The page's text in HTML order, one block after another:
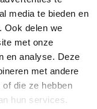
en analyse. Deze
met andere
die ze hebben
hun services.
75 cm
MDF, Walnoot fineer
Bruin